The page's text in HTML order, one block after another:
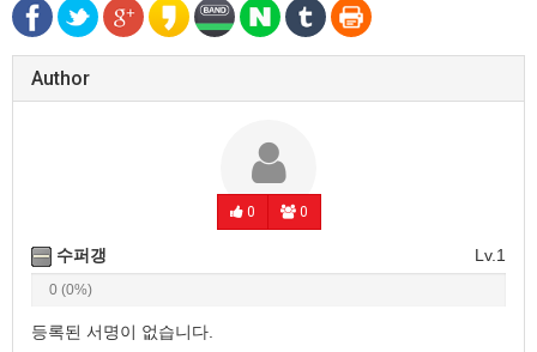
Author
0 0
Lv.1
수퍼갱
0 (0%)
등록된 서명이 없습니다.